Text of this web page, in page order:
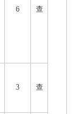
6 查
3 查